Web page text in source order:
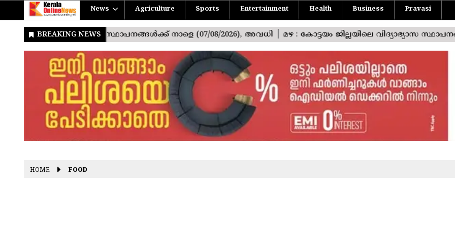
News Agriculture Sports Entertainment Health Business Pravasi
HOME FOOD